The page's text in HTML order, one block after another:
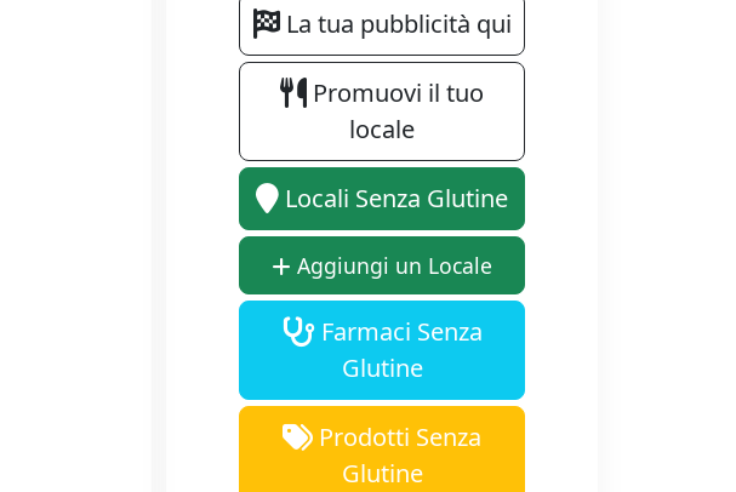
La tua pubblicità qui
Promuovi il tuo
locale
Locali Senza Glutine
Aggiungi un Locale
Farmaci Senza
Glutine
Prodotti Senza
Glutine